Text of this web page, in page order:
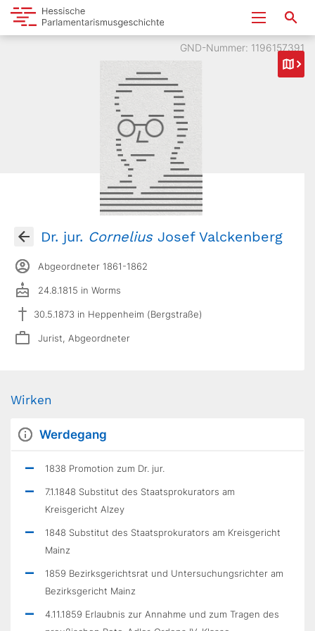
GND-Nummer: 1196157391
Dr. jur. CorneliusJosef Valckenberg
Abgeordneter 1861-1862
24.8.1815 in Worms
30.5.1873 in Heppenheim (Bergstraße)
Jurist, Abgeordneter
Wirken
Werdegang
1838 Promotion zum Dr. jur.
7.1.1848 Substitut des Staatsprokurators am
Kreisgericht Alzey
1848 Substitut des Staatsprokurators am Kreisgericht
Mainz
1859 Bezirksgerichtsrat und Untersuchungsrichter am
Bezirksgericht Mainz
4.11.1859 Erlaubnis zur Annahme und zum Tragen des